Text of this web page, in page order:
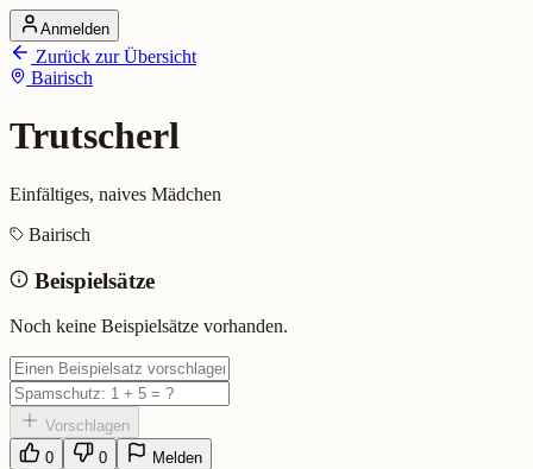
Startseite
Alle Dialekte
Dialekte vergleichen
Dialekt-Karte
Ranking
Trutscherl (Bairisch)
Bedeutung: Einfältiges, naives Mädchen
Eingereicht von: Mundwerk Team
Anmelden
Zurück zur Übersicht
Bairisch
Trutscherl
Einfältiges, naives Mädchen
Bairisch
Beispielsätze
Noch keine Beispielsätze vorhanden.
Vorschlagen
0
0 Melden